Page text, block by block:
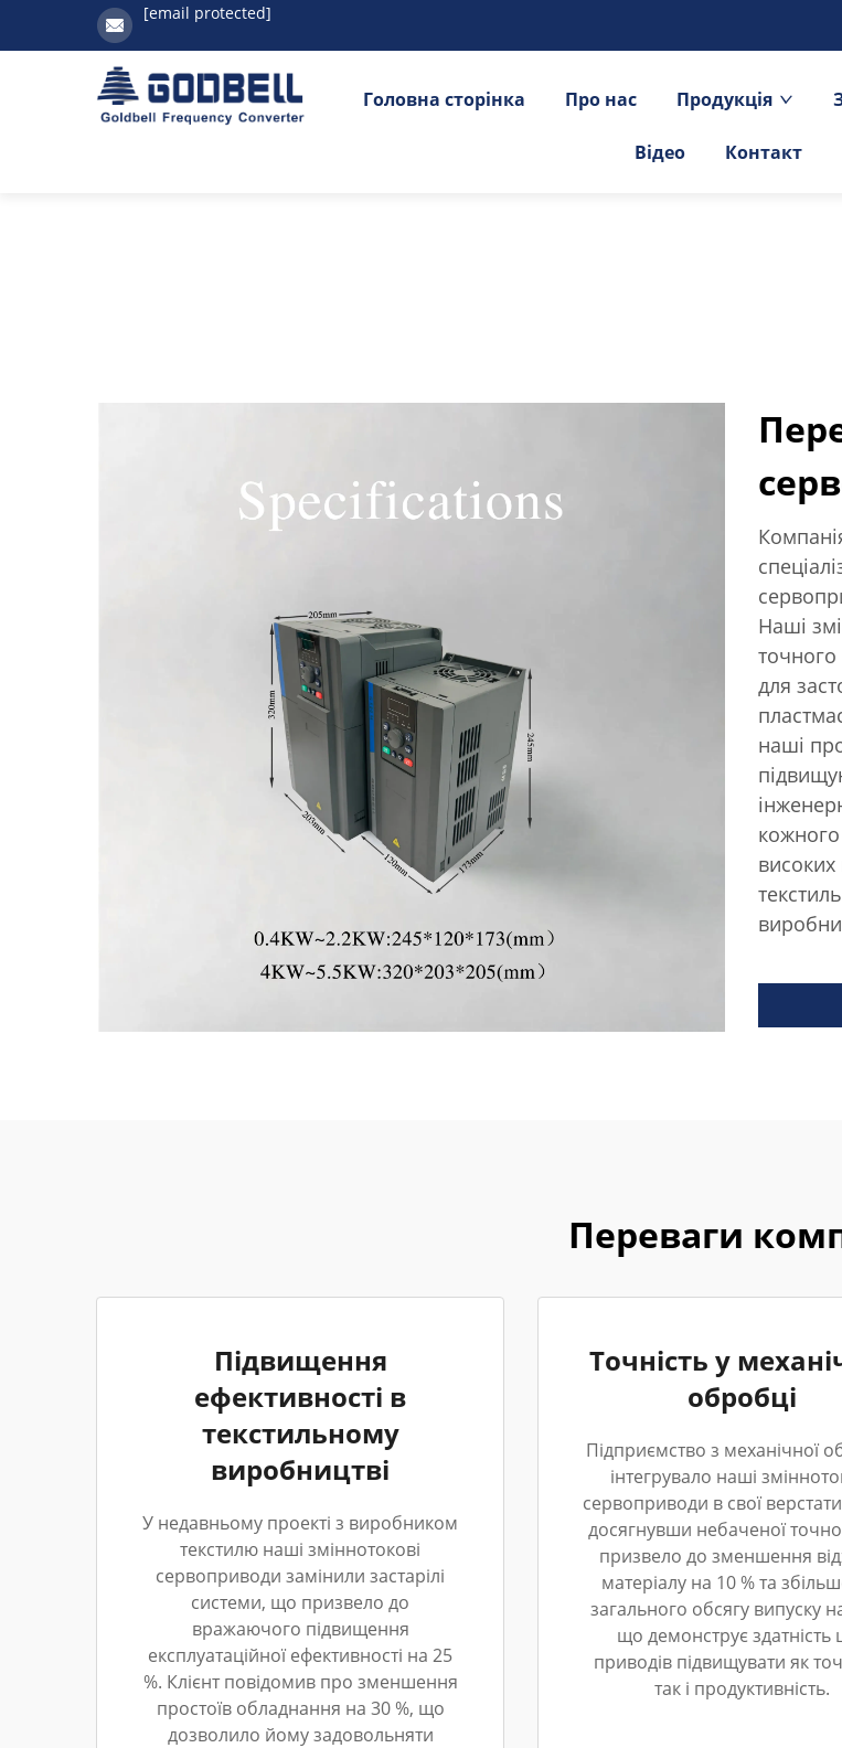
[email protected]
Головна сторінка Про нас Продукція
Відео Контакт
Наші
точного
для
наші
Переваги
Підвищення
ефективності в
текстильному
виробництві
У недавньому проекті з виробником
текстилю наші зміннотокові
сервоприводи замінили застарілі
системи, що призвело до
вражаючого підвищення
експлуатаційної ефективності на 25
%. Клієнт повідомив про зменшення
простоїв обладнання на 30 %, що
дозволило йому задовольняти
Точність у
обробці
Підприємство з механічної
інтегрувало наші
сервоприводи в свої
досягнувши небаченої
призвело до зменшення
матеріалу на 10 % та
загального обсягу випуску
що демонструє здатність
приводів підвищувати як
так і продуктивність.